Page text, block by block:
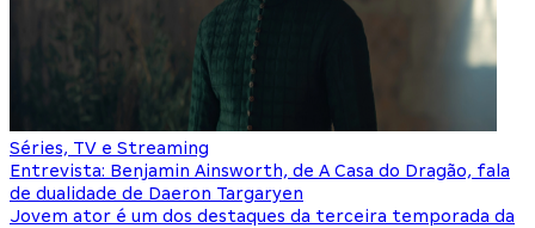
Séries, TV e Streaming
Entrevista: Benjamin Ainsworth, de A Casa do Dragão, fala
de dualidade de Daeron Targaryen
Jovem ator é um dos destaques da terceira temporada da